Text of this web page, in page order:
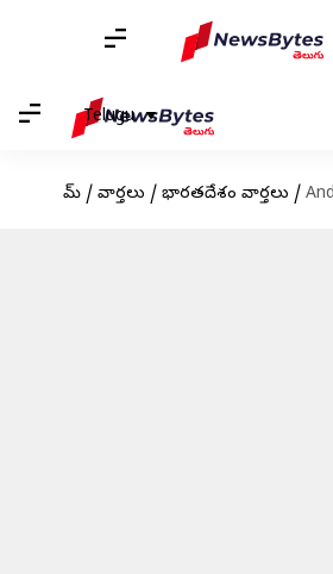
Telugu
హోమ్ / వార్తలు / భారతదేశం వార్తలు /